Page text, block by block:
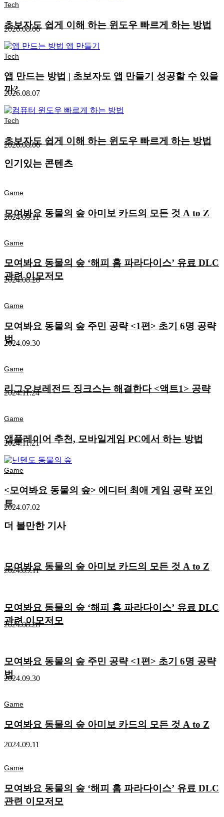
Tech
초보자도 쉽게 이해 하는 윈도우 빠르게 하는 방법
2026.08.06
Tech
앱 만드는 방법 | 초보자도 앱 만들기 성공할 수 있을
까?
2026.08.07
Tech
초보자도 쉽게 이해 하는 윈도우 빠르게 하는 방법
2026.08.06
인기있는 콘텐츠
Game
모여봐요 동물의 숲 아미보 카드의 모든 것 A to Z
2024.09.11
Game
모여봐요 동물의 숲 ‘해피 홈 파라다이스’ 유료 DLC
관련 이모저모
2024.08.28
Game
모여봐요 동물의 숲 주민 공략 <1편> 초기 6명 공략
법
2024.09.30
Game
리그오브레전드 징크스는 해결한다 <액트1> 공략
2024.11.24
Game
앱플레이어 추천, 모바일게임 PC에서 하는 방법
2024.11.21
Game
<모여봐요 동물의 숲> 에디터 최애 게임 공략 포인
트
2024.07.02
더 볼만한 기사
모여봐요 동물의 숲 아미보 카드의 모든 것 A to Z
2024.09.11
모여봐요 동물의 숲 ‘해피 홈 파라다이스’ 유료 DLC
관련 이모저모
2024.08.28
모여봐요 동물의 숲 주민 공략 <1편> 초기 6명 공략
법
2024.09.30
Game
모여봐요 동물의 숲 아미보 카드의 모든 것 A to Z
2024.09.11
Game
모여봐요 동물의 숲 ‘해피 홈 파라다이스’ 유료 DLC
관련 이모저모